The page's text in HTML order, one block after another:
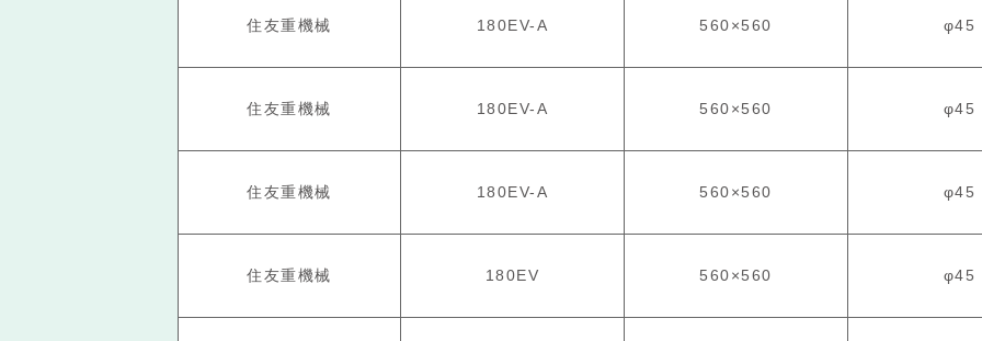
住友重機械 180EV-A 560×560 φ45
住友重機械 180EV-A 560×560 φ45
住友重機械 180EV-A 560×560 φ45
住友重機械 180EV 560×560 φ45